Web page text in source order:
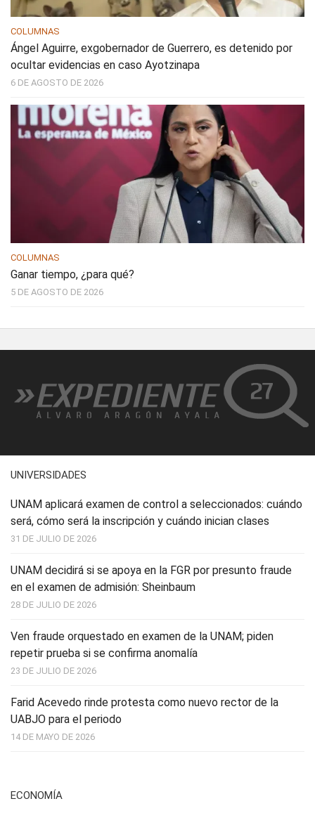
COLUMNAS
Ángel Aguirre, exgobernador de Guerrero, es detenido por
ocultar evidencias en caso Ayotzinapa
6 DE AGOSTO DE 2026
COLUMNAS
Ganar tiempo, ¿para qué?
5 DE AGOSTO DE 2026
UNIVERSIDADES
UNAM aplicará examen de control a seleccionados: cuándo
será, cómo será la inscripción y cuándo inician clases
31 DE JULIO DE 2026
UNAM decidirá si se apoya en la FGR por presunto fraude
en el examen de admisión: Sheinbaum
28 DE JULIO DE 2026
Ven fraude orquestado en examen de la UNAM; piden
repetir prueba si se confirma anomalía
23 DE JULIO DE 2026
Farid Acevedo rinde protesta como nuevo rector de la
UABJO para el periodo
14 DE MAYO DE 2026
ECONOMÍA